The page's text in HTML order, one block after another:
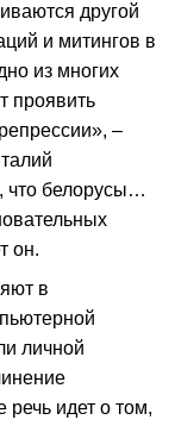
другой
и митингов в
из многих
проявить
–
что белорусы…
он.
в
личной
идет о том,